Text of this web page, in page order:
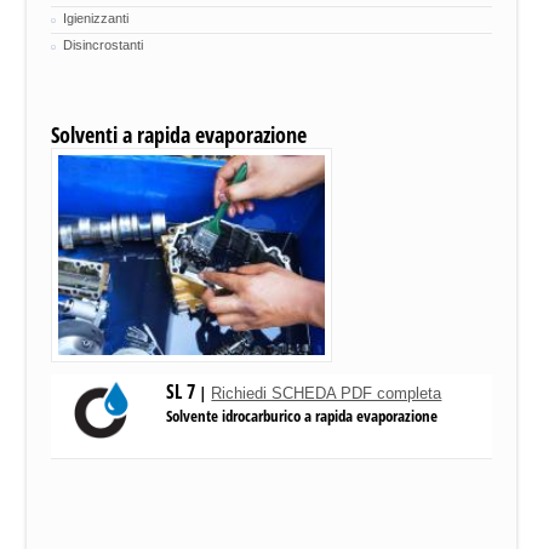
Igienizzanti
Disincrostanti
Solventi a rapida evaporazione
SL 7 | Richiedi SCHEDA PDF completa
Solvente idrocarburico a rapida evaporazione